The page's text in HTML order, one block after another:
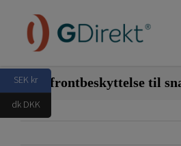
innehållet
Plastfrontbeskyttelse til
SEK kr
dk DKK